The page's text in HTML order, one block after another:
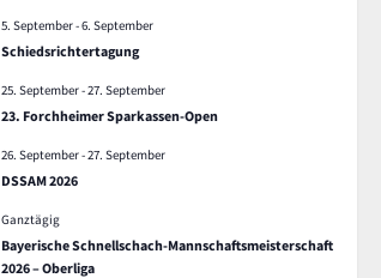
5. September-6. September
Schiedsrichtertagung
25. September-27. September
23. Forchheimer Sparkassen-Open
26. September-27. September
DSSAM 2026
Ganztägig
Bayerische Schnellschach-Mannschaftsmeisterschaft
2026 – Oberliga